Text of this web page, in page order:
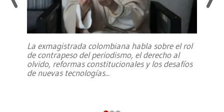
La exmagistrada colombiana habla sobre el rol
de contrapeso del periodismo, el derecho al
olvido, reformas constitucionales y los desafíos
de nuevas tecnologías...